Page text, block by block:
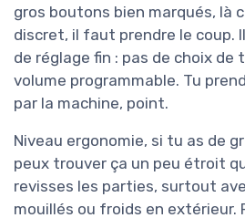
gros boutons bien marqués, là
discret, il faut prendre le coup. Il
de réglage fin : pas de choix de
volume programmable. Tu
par la machine, point.
Niveau ergonomie, si tu as de
peux trouver ça un peu étroit
revisses les parties, surtout
mouillés ou froids en extérieur.